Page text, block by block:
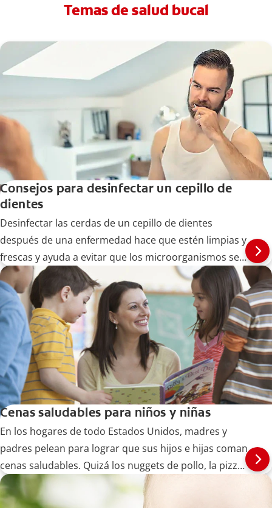
Temas de salud bucal
Consejos para desinfectar un cepillo de
dientes
Desinfectar las cerdas de un cepillo de dientes
después de una enfermedad hace que estén limpias y
frescas y ayuda a evitar que los microorganismos se
extiendan. A continuación, le decimos cómo hacerlo.
Cenas saludables para niños y niñas
En los hogares de todo Estados Unidos, madres y
padres pelean para lograr que sus hijos e hijas coman
cenas saludables. Quizá los nuggets de pollo, la pizza
y las hamburguesas... Siga leyendo en Colgate.com